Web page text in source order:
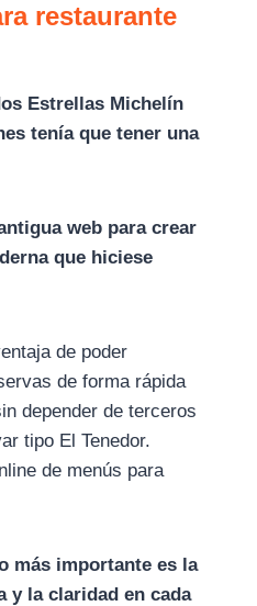
restaurante
Estrellas Michelín
tenía que tener una
web para crear
que hiciese
de poder
de forma rápida
depender de terceros
tipo El Tenedor.
de menús para
más importante es la
y la claridad en cada